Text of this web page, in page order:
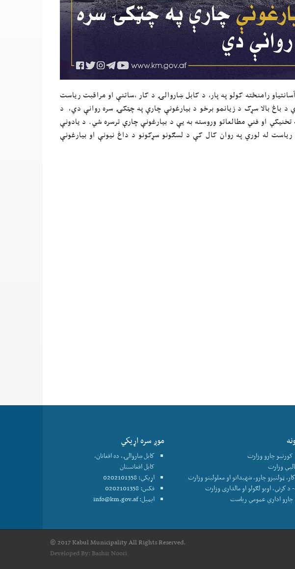
رامنځته کولو په پار، د کابل ښاروالۍ د کار ،ساتنې او مراقبت ریاست
د باغ بالا سړک د زیانمو برخو د بیارغونې چارې په چټکۍ سره روانې دي، د
او فني مطالعاتو وروسته به یې د بیارغونې چارې ترسره شي. د یادونې
له لوري په روان کال کې د لسګونو سړکونو د داغ نیونې او بیارغونې
چارو وزارت
وزارت
ټولنيزو چارو، شهيدانو او معلولينو وزارت
چارو اداري عمومي رياست
موږ سره اړيكي
كابل ښاروالۍ، ده افغانان،
کابل افغانستان
اړیکي: 0202101358
فکس: 0202101358
ایمیل:info@km.gov.af
© 2017 Kabul Municipality All Rights Reserved.
Developed By: Bashir Noori